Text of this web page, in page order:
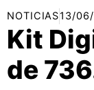
NOTICIAS13/
Kit
de